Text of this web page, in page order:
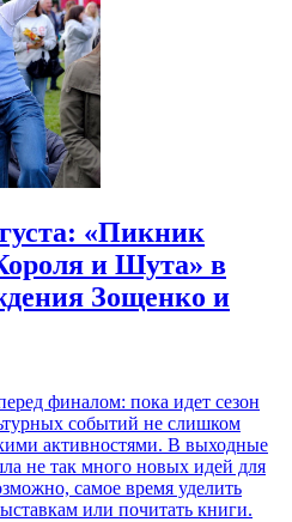
«Пикник
и Шута» в
Зощенко и
финалом: пока идет сезон
событий не слишком
активностями. В выходные
не так много новых идей для
самое время уделить
или почитать книги.